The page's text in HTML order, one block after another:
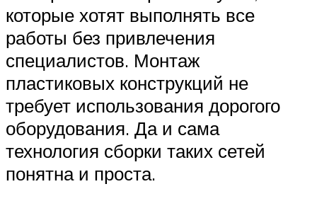
которые хотят выполнять все
работы без привлечения
специалистов. Монтаж
пластиковых конструкций не
требует использования дорогого
оборудования. Да и сама
технология сборки таких сетей
понятна и проста.